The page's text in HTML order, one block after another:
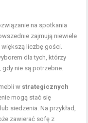
na spotkania
zajmują niewiele
liczbę gości.
dla tych, którzy
nie są potrzebne.
w strategicznych
mogą stać się
siedzenia. Na przykład,
zawierać sofę z